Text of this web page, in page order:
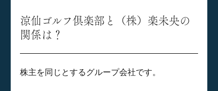
涼仙ゴルフ倶楽部と（株）楽未央の
関係は？
株主を同じとするグループ会社です。